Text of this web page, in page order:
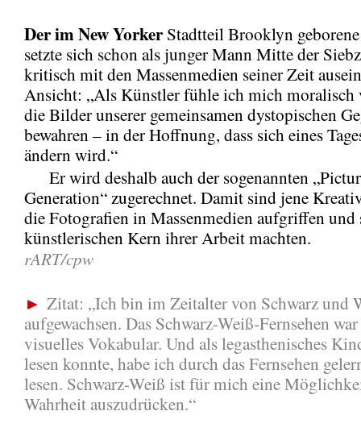
Derim New YorkerStadtteil Brooklyn
setzte sich schon als junger Mann Mitte der
kritisch mit den Massenmedien seiner Zeit
Ansicht: „Als Künstler fühle ich mich moralisch
die Bilder unserer gemeinsamen dystopischen
bewahren – in der Hoffnung, dass sich eines
ändern wird.“
Er wird deshalb auch der sogenannten
Generation“ zugerechnet. Damit sind jene
die Fotografien in Massenmedien aufgriffen und
künstlerischen Kern ihrer Arbeit machten.
rART/cpw
► Zitat: „Ich bin im Zeitalter von Schwarz und
aufgewachsen. Das Schwarz-Weiß-Fernsehen
visuelles Vokabular. Und als legasthenisches
lesen konnte, habe ich durch das Fernsehen
lesen. Schwarz-Weiß ist für mich eine
Wahrheit auszudrücken.“